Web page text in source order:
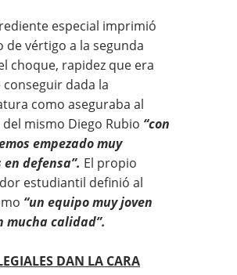
especial imprimió
de vértigo a la segunda
choque, rapidez que era
conseguir dada la
como aseguraba al
mismo Diego Rubio “con
empezado muy
defensa”. El propio
estudiantil definió al
“un equipo muy joven
mucha calidad”.
DAN LA CARA